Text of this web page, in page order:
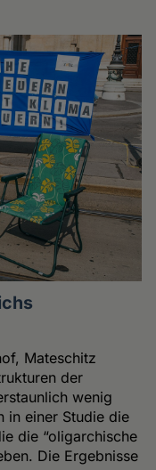
Mateschitz
der
wenig
in einer Studie die
die “oligarchische
Die Ergebnisse